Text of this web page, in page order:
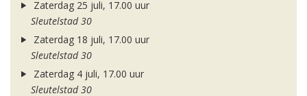
Zaterdag 25 juli, 17.00 uur
Sleutelstad 30
Zaterdag 18 juli, 17.00 uur
Sleutelstad 30
Zaterdag 4 juli, 17.00 uur
Sleutelstad 30